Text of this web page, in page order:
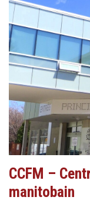
CCFM –
manitobain